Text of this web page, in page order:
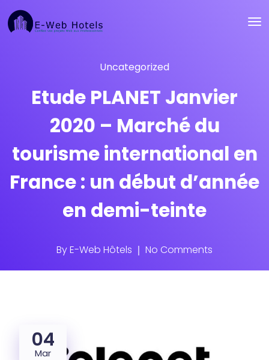
Uncategorized
Etude PLANET Janvier
2020 – Marché du
tourisme international en
France : un début d’année
en demi-teinte
ByE-Web Hôtels No Comments
04
Mar